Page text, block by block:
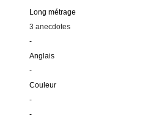
Long métrage
3 anecdotes
-
Anglais
-
Couleur
-
-